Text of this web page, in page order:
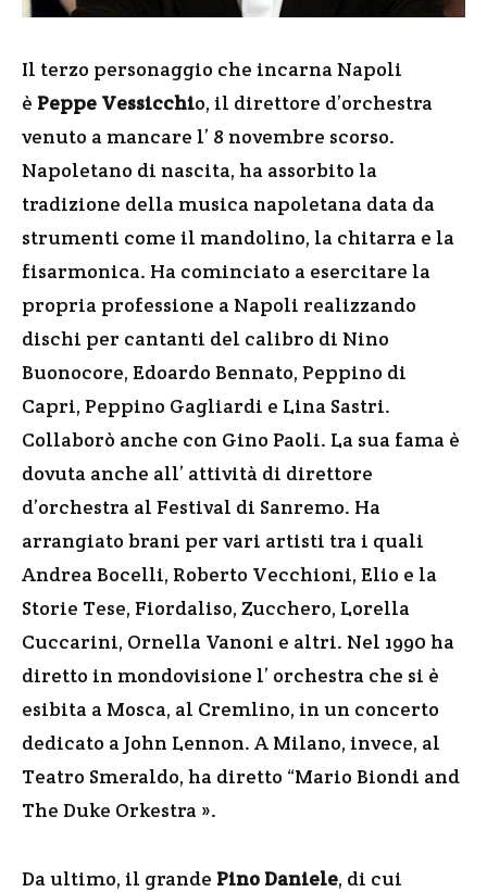
Il terzo personaggio che incarna Napoli
è Peppe Vessicchio, il direttore d’orchestra
venuto a mancare l’ 8 novembre scorso.
Napoletano di nascita, ha assorbito la
tradizione della musica napoletana data da
strumenti come il mandolino, la chitarra e la
fisarmonica. Ha cominciato a esercitare la
propria professione a Napoli realizzando
dischi per cantanti del calibro di Nino
Buonocore, Edoardo Bennato, Peppino di
Capri, Peppino Gagliardi e Lina Sastri.
Collaborò anche con Gino Paoli. La sua fama è
dovuta anche all’ attività di direttore
d’orchestra al Festival di Sanremo. Ha
arrangiato brani per vari artisti tra i quali
Andrea Bocelli, Roberto Vecchioni, Elio e la
Storie Tese, Fiordaliso, Zucchero, Lorella
Cuccarini, Ornella Vanoni e altri. Nel 1990 ha
diretto in mondovisione l’ orchestra che si è
esibita a Mosca, al Cremlino, in un concerto
dedicato a John Lennon. A Milano, invece, al
Teatro Smeraldo, ha diretto “Mario Biondi and
The Duke Orkestra ».
Da ultimo, il grande Pino Daniele, di cui